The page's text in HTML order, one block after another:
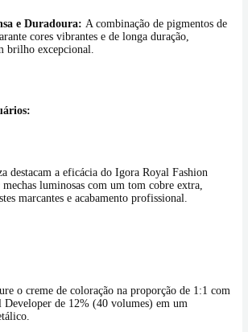
e Duradoura: A combinação de pigmentos de
cores vibrantes e de longa duração,
brilho excepcional.
destacam a eficácia do Igora Royal Fashion
luminosas com um tom cobre extra,
marcantes e acabamento profissional.
o creme de coloração na proporção de 1:1 com
de 12% (40 volumes) em um